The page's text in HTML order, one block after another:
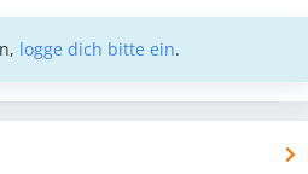
logge dich bitte ein.